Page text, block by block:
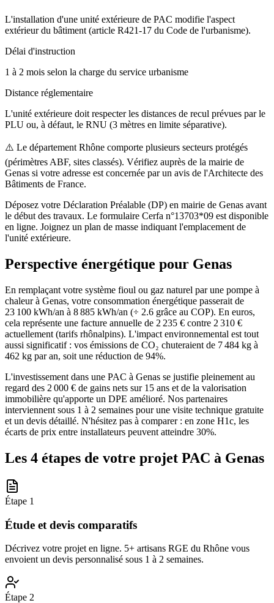
L'installation d'une unité extérieure de PAC modifie l'aspect
extérieur du bâtiment (article R421-17 du Code de l'urbanisme).
Délai d'instruction
1 à 2 mois selon la charge du service urbanisme
Distance réglementaire
L'unité extérieure doit respecter les distances de recul prévues par le
PLU ou, à défaut, le RNU (3 mètres en limite séparative).
⚠️ Le département Rhône comporte plusieurs secteurs protégés
(périmètres ABF, sites classés). Vérifiez auprès de la mairie de
Genas si votre adresse est concernée par un avis de l'Architecte des
Bâtiments de France.
Déposez votre Déclaration Préalable (DP) en mairie de Genas avant
le début des travaux. Le formulaire Cerfa n°13703*09 est disponible
en ligne. Joignez un plan de masse indiquant l'emplacement de
l'unité extérieure.
Perspective énergétique pour Genas
En remplaçant votre système fioul ou gaz naturel par une pompe à
chaleur à Genas, votre consommation énergétique passerait de
23 100 kWh/an à 8 885 kWh/an (÷ 2.6 grâce au COP). En euros,
cela représente une facture annuelle de 2 235 € contre 2 310 €
actuellement (tarifs rhônalpins). L'impact environnemental est tout
aussi significatif : vos émissions de CO₂ chuteraient de 7 484 kg à
462 kg par an, soit une réduction de 94%.
L'investissement dans une PAC à Genas se justifie pleinement au
regard des 2 000 € de gains nets sur 15 ans et de la valorisation
immobilière qu'apporte un DPE amélioré. Nos partenaires
interviennent sous 1 à 2 semaines pour une visite technique gratuite
et un devis détaillé. N'hésitez pas à comparer : en zone H1c, les
écarts de prix entre installateurs peuvent atteindre 30%.
Les 4 étapes de votre projet PAC à Genas
Étape 1
Étude et devis comparatifs
Décrivez votre projet en ligne. 5+ artisans RGE du Rhône vous
envoient un devis personnalisé sous 1 à 2 semaines.
Étape 2